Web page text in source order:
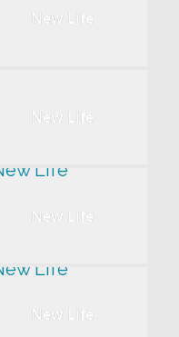
New Life
New Life
New Life
New Life